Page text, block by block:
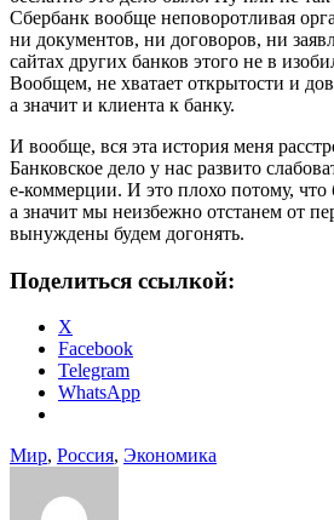
Сбербанк вообще неповоротливая
ни документов, ни договоров, ни
сайтах других банков этого не в
Вообщем, не хватает открытости и
а значит и клиента к банку.
И вообще, вся эта история меня
Банковское дело у нас развито
е-коммерции. И это плохо потому, что
а значит мы неизбежно отстанем от
вынуждены будем догонять.
Поделиться ссылкой:
X
Facebook
Telegram
WhatsApp
Мир, Россия, Экономика